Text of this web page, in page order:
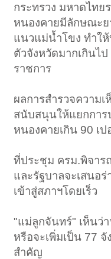
กระทรวง มหาดไทย
หนองคายมีลักษณะย
แนวแม่น้ำโขง ทำให้
ตัวจังหวัดมากเกินไ
ราชการ
ผลการสำรวจความ
สนับสนุนให้แยกการ
หนองคายเกิน 90 เป
ที่ประชุม ครม.พิจา
และรัฐบาลจะเสนอ
เข้าสู่สภาฯโดยเร็ว
"แม่ลูกจันทร์" เห็นว่
หรือจะเพิ่มเป็น 77
สำคัญ